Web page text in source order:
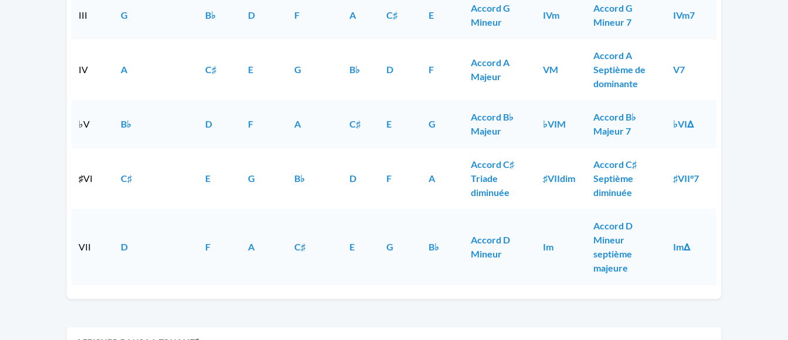
III G B♭ D F A C♯ E
Accord G
Mineur
IVm
Accord G
Mineur 7
IVm7
IV A C♯ E G B♭ D F
Accord A
Majeur
VM
Accord A
Septième de
dominante
V7
♭V B♭ D F A C♯ E G
Accord B♭
Majeur
♭VIM
Accord B♭
Majeur 7
♭VIΔ
♯VI C♯ E G B♭ D F A
Accord C♯
Triade
diminuée
♯VIIdim
Accord C♯
Septième
diminuée
♯VII°7
VII D F A C♯ E G B♭
Accord D
Mineur
Im
Accord D
Mineur
septième
majeure
ImΔ